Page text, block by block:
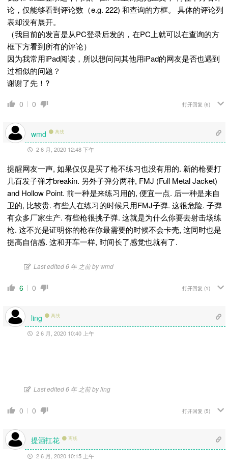
论 ，仅能够看到评论数（e.g. 222) 和查询的方框。 具体的评论列
表却没有展开。
（我目前的发言是从PC登录后发的，在PC上就可以在查询的方
框下方看到所有的评论）
因为我常用iPad阅读，所以想问问其他用iPad的网友是否也遇到
过相似的问题？
谢谢了先！ ?
0 0 打开回复 (6)
wmd 离线
2 6 月, 2020 12:48 下午
提醒网友一声, 如果仅仅是买了枪不练习也没有用的. 新的枪要打
几百发子弹才breakin. 另外子弹分两种, FMJ (Full Metal Jacket)
and Hollow Point. 前一种是来练习用的, 便宜一点. 后一种是来自
卫的, 比较贵. 有些人在练习的时候只用FMJ子弹. 这很危险. 子弹
有众多厂家生产. 有些枪很挑子弹. 这就是为什么你要去射击场练
枪. 这不光是证明你的枪在你最需要的时候不会卡壳, 这同时也是
提高自信感. 这和开车一样, 时间长了感觉也就有了.
Last edited 6 年 之前 by wmd
6 0 打开回复 (1)
ling 离线
2 6 月, 2020 10:40 上午
Last edited 6 年 之前 by ling
0 0 打开回复 (5)
提酒扛花 离线
2 6 月, 2020 10:15 上午